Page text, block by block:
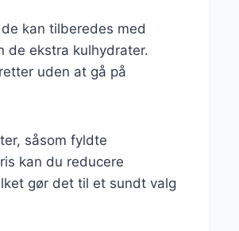
kan tilberedes med
de ekstra kulhydrater.
uden at gå på
såsom fyldte
kan du reducere
gør det til et sundt valg